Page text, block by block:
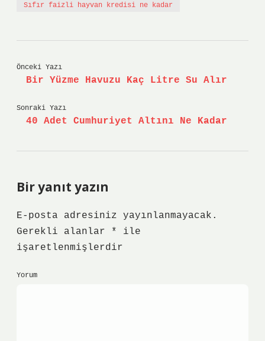
Sıfır faizli hayvan kredisi ne kadar
Önceki Yazı
Bir Yüzme Havuzu Kaç Litre Su Alır
Sonraki Yazı
40 Adet Cumhuriyet Altını Ne Kadar
Bir yanıt yazın
E-posta adresiniz yayınlanmayacak.
Gerekli alanlar
*
ile
işaretlenmişlerdir
Yorum